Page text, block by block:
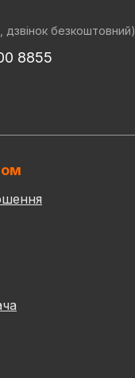
безкоштовний)
8855